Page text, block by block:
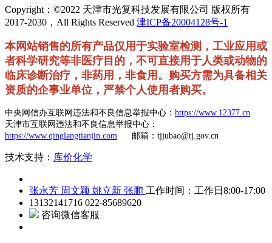
2017-2030，All Rights Reserved津ICP备20004128号-1
者科学研究等非医疗目的，不可直接用于人类或动物的
临床诊断治疗，非药用，非食用。购买方需为具备相关
资质的企事业单位，严禁个人使用者购买。
天津市互联网违法和不良信息举报中心：
https://www.qinglangtianjin.com邮箱：tjjubao@tj.gov.cn
13132141716 022-85689620
咨询微信客服